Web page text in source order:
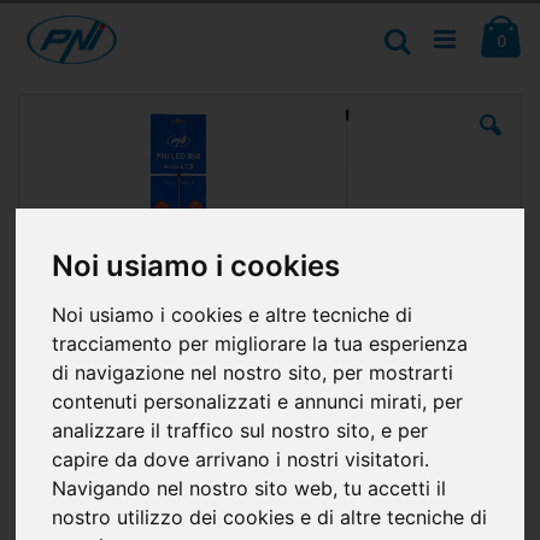
Noi usiamo i cookies
Noi usiamo i cookies e altre tecniche di
tracciamento per migliorare la tua esperienza
di navigazione nel nostro sito, per mostrarti
contenuti personalizzati e annunci mirati, per
analizzare il traffico sul nostro sito, e per
capire da dove arrivano i nostri visitatori.
Navigando nel nostro sito web, tu accetti il
nostro utilizzo dei cookies e di altre tecniche di
Salta
al
contenuto
0
Cerca
di